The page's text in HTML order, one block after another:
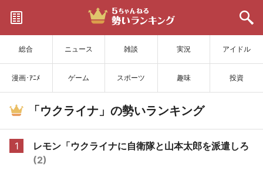
総合 ニュース 雑談 実況 アイドル
漫画･ｱﾆﾒ ゲーム スポーツ 趣味 投資
サイトを更新
「ウクライナ」の勢いランキング
1
レモン「ウクライナに自衛隊と山本太郎を派遣しろ
(2)